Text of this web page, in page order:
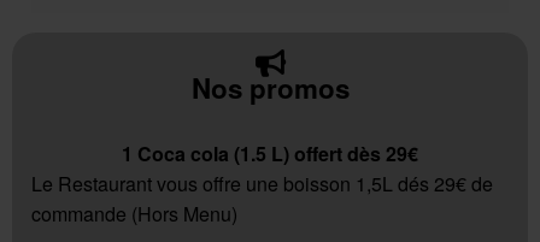
Nos promos
1 Coca cola (1.5 L) offert dès 29€
Le Restaurant vous offre une boisson 1,5L dés 29€ de
commande (Hors Menu)